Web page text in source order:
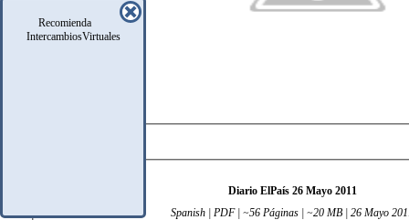
Recomienda
IntercambiosVirtuales
Diario ElPaís 26 Mayo 2011
Spanish | PDF | ~56 Páginas | ~20 MB | 26 Mayo